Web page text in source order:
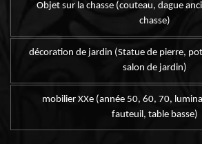
Objet sur la chasse (couteau, dague
chasse)
décoration de jardin (Statue de pierre,
salon de jardin)
mobilier XXe (année 50, 60, 70,
fauteuil, table basse)